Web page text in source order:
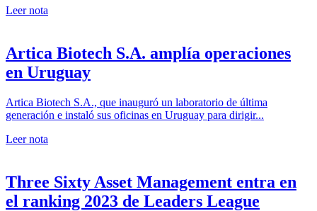
Leer nota
Artica Biotech S.A. amplía operaciones
en Uruguay
Artica Biotech S.A., que inauguró un laboratorio de última
generación e instaló sus oficinas en Uruguay para dirigir...
Leer nota
Three Sixty Asset Management entra en
el ranking 2023 de Leaders League